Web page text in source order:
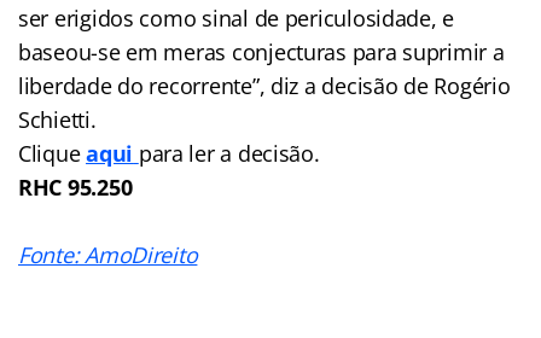
ser erigidos como sinal de periculosidade, e
baseou-se em meras conjecturas para suprimir a
liberdade do recorrente”, diz a decisão de Rogério
Schietti.
Cliqueaqui para ler a decisão.
RHC 95.250
Fonte: AmoDireito